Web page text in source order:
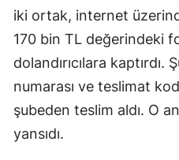
iki ortak, internet
170 bin TL değerindeki
dolandırıcılara
numarası ve teslimat
şubeden teslim aldı. O
yansıdı.